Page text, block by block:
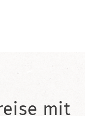
mit